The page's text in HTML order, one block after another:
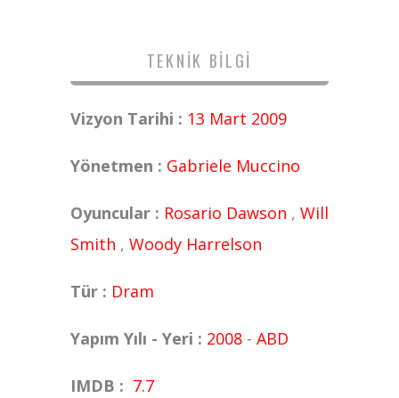
TEKNIK BILGI
Vizyon Tarihi : 13 Mart 2009
Yönetmen : Gabriele Muccino
Oyuncular : Rosario Dawson , Will
Smith , Woody Harrelson
Tür : Dram
Yapım Yılı - Yeri : 2008 - ABD
IMDB : 7.7